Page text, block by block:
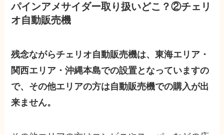
パインアメサイダー取り扱いどこ？②チェリ
オ自動販売機
残念ながらチェリオ自動販売機は、東海エリア・
関西エリア・沖縄本島での設置となっていますの
で、その他エリアの方は自動販売機での購入が出
来ません。